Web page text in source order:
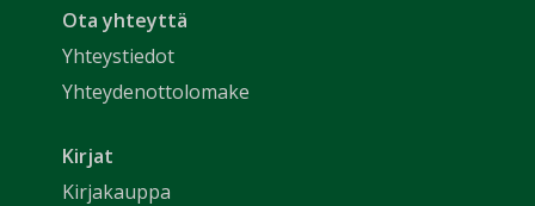
Ota yhteyttä
Yhteystiedot
Yhteydenottolomake
Kirjat
Kirjakauppa